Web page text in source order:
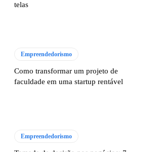
telas
Empreendedorismo
Como transformar um projeto de
faculdade em uma startup rentável
Empreendedorismo